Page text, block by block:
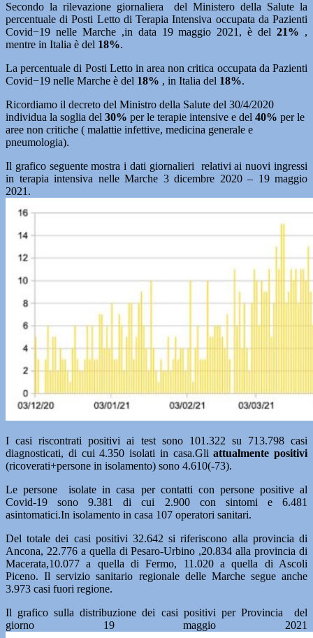
Secondo la rilevazione giornaliera del Ministero della Salute la
percentuale di Posti Letto di Terapia Intensiva occupata da Pazienti
Covid−19 nelle Marche ,in data 19 maggio 2021, è del21% ,
mentre in Italia è del 18%.
La percentuale di Posti Letto in area non critica occupata da Pazienti
Covid−19 nelle Marche è del 18% , in Italia del 18%.
Ricordiamo il decreto del Ministro della Salute del 30/4/2020
individua la soglia del 30% per le terapie intensive e del 40% per le
aree non critiche ( malattie infettive, medicina generale e
pneumologia).
Il grafico seguente mostra i dati giornalieri relativi ai nuovi ingressi
in terapia intensiva nelle Marche 3 dicembre 2020 – 19 maggio
2021.
I casi riscontrati positivi ai test sono 101.322 su 713.798 casi
diagnosticati, di cui 4.350 isolati in casa.Gliattualmente positivi
(ricoverati+persone in isolamento) sono 4.610(-73).
Le persone isolate in casa per contatti con persone positive al
Covid-19 sono 9.381 di cui 2.900 con sintomi e 6.481
asintomatici.In isolamento in casa 107 operatori sanitari.
Del totale dei casi positivi 32.642 si riferiscono alla provincia di
Ancona, 22.776 a quella di Pesaro-Urbino ,20.834 alla provincia di
Macerata,10.077 a quella di Fermo, 11.020 a quella di Ascoli
Piceno. Il servizio sanitario regionale delle Marche segue anche
3.973 casi fuori regione.
Il grafico sulla distribuzione dei casi positivi per Provincia del
giorno 19 maggio 2021